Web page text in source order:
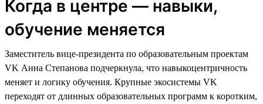
Когда в центре — навыки,
обучение меняется
Заместитель вице-президента по образовательным проектам
VK Анна Степанова подчеркнула, что навыкоцентричность
меняет и логику обучения. Крупные экосистемы VK
переходят от длинных образовательных программ к коротким,